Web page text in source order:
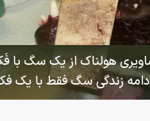
دو سر در پنسیلوانیا